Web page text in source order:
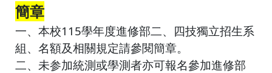
簡章
一、本校115學年度進修部二、四技獨立招生系
組、名額及相關規定請參閱簡章。
二、未参加統測或學測者亦可報名參加進修部